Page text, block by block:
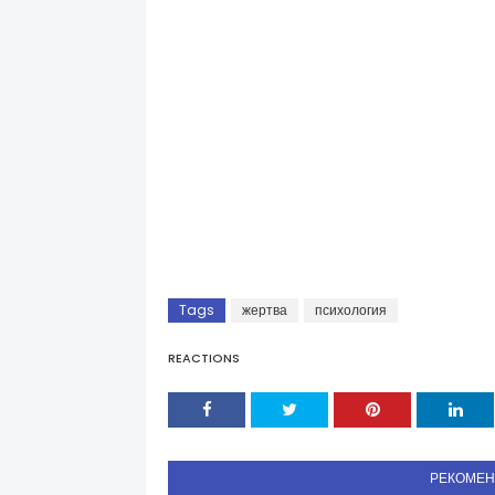
Tags жертва психология
REACTIONS